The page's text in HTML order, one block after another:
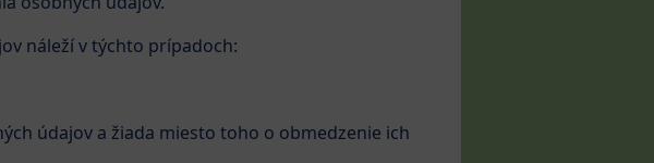
náleží v týchto prípadoch:
údajov a žiada miesto toho o obmedzenie ich